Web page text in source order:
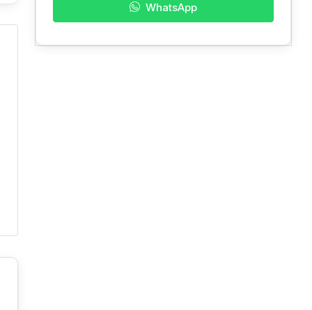
WhatsApp